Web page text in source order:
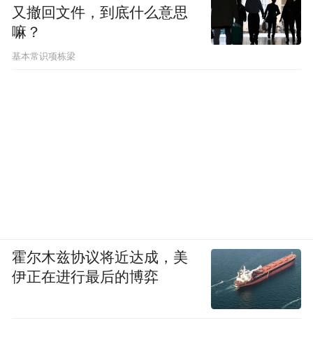
又撤回文件，到底什么意思
嘛？
基本常识项栋梁
霍尔木兹协议将近达成，美
伊正在进行最后的博弈